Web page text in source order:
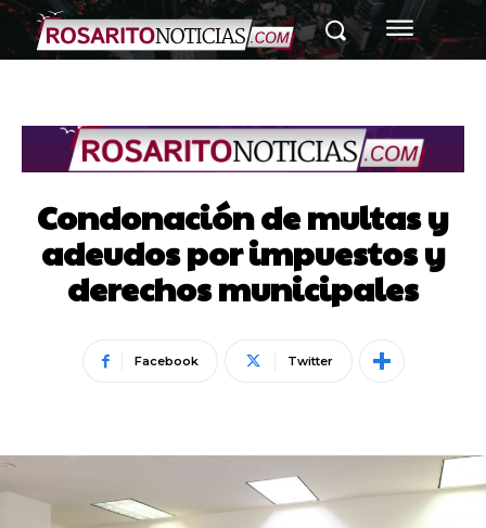
Condonación de multas y
adeudos por impuestos y
derechos municipales
Facebook Twitter